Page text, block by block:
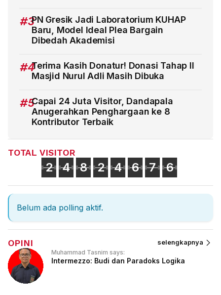
#3PN Gresik Jadi Laboratorium KUHAP
Baru, Model Ideal Plea Bargain
Dibedah Akademisi
#4Terima Kasih Donatur! Donasi Tahap II
Masjid Nurul Adli Masih Dibuka
#5Capai 24 Juta Visitor, Dandapala
Anugerahkan Penghargaan ke 8
Kontributor Terbaik
TOTAL VISITOR
2 4 8 2 4 6 7 6
Belum ada polling aktif.
OPINI selengkapnya
Muhammad Tasnim says:
Intermezzo: Budi dan Paradoks Logika